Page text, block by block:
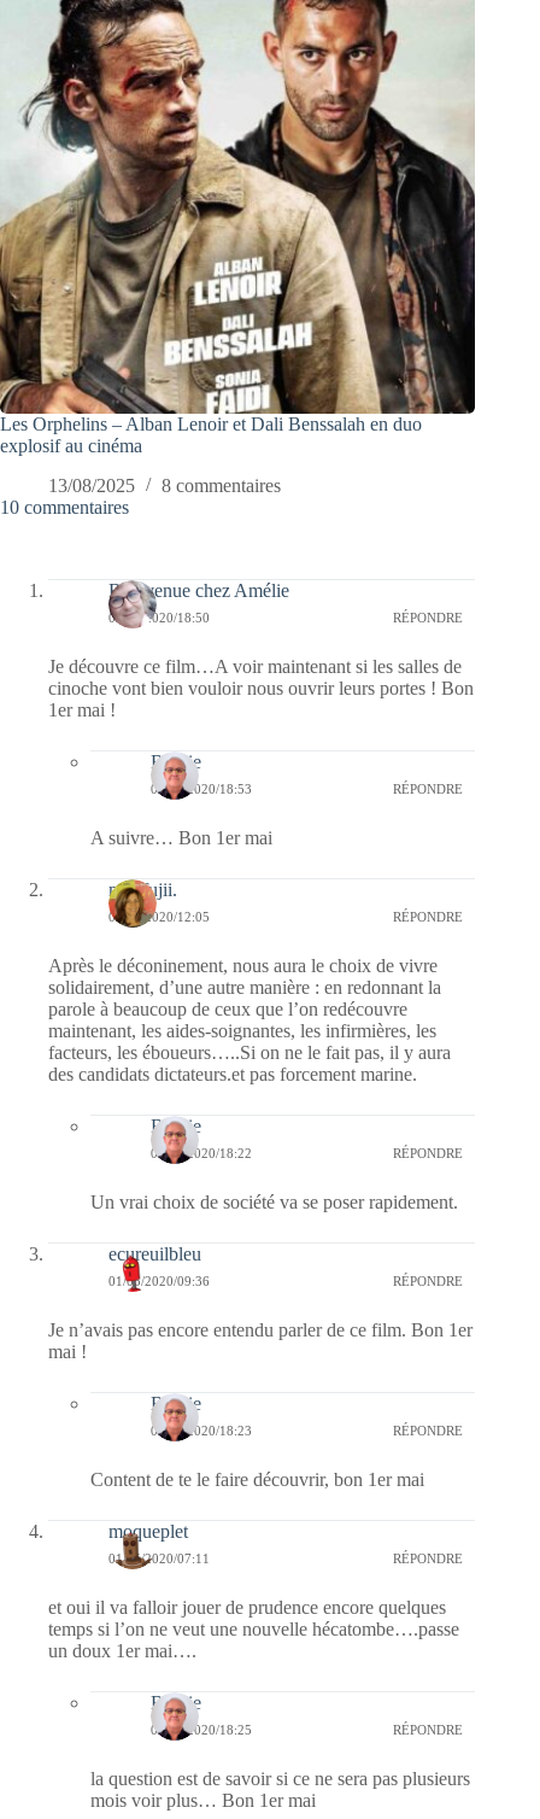
Les Orphelins – Alban Lenoir et Dali Benssalah en duo
explosif au cinéma
13/08/2025
8 commentaires
10 commentaires
Bienvenue chez Amélie
01/05/2020/18:50 RÉPONDRE
Je découvre ce film…A voir maintenant si les salles de
cinoche vont bien vouloir nous ouvrir leurs portes ! Bon
1er mai !
Bernie
02/05/2020/18:53 RÉPONDRE
A suivre… Bon 1er mai
missfujii.
01/05/2020/12:05 RÉPONDRE
Après le déconinement, nous aura le choix de vivre
solidairement, d’une autre manière : en redonnant la
parole à beaucoup de ceux que l’on redécouvre
maintenant, les aides-soignantes, les infirmières, les
facteurs, les éboueurs…..Si on ne le fait pas, il y aura
des candidats dictateurs.et pas forcement marine.
Bernie
01/05/2020/18:22 RÉPONDRE
Un vrai choix de société va se poser rapidement.
ecureuilbleu
01/05/2020/09:36 RÉPONDRE
Je n’avais pas encore entendu parler de ce film. Bon 1er
mai !
Bernie
01/05/2020/18:23 RÉPONDRE
Content de te le faire découvrir, bon 1er mai
moqueplet
01/05/2020/07:11 RÉPONDRE
et oui il va falloir jouer de prudence encore quelques
temps si l’on ne veut une nouvelle hécatombe….passe
un doux 1er mai….
Bernie
01/05/2020/18:25 RÉPONDRE
la question est de savoir si ce ne sera pas plusieurs
mois voir plus… Bon 1er mai